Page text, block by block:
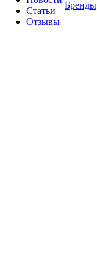
Статьи
Отзывы
Бренды